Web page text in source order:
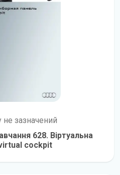
не зазначений
628. Віртуальна
cockpit